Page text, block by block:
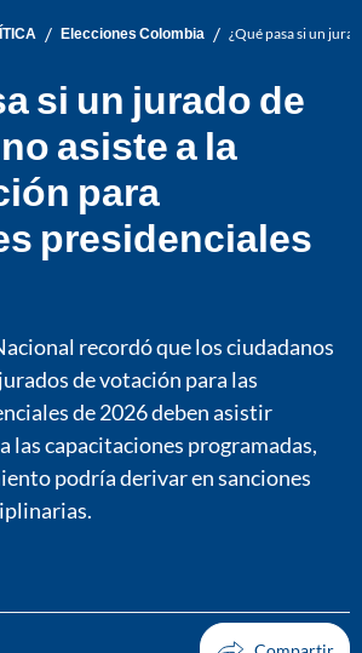
/ Elecciones Colombia / ¿Qué pasa si un
si un jurado de
asiste a la
para
presidenciales
recordó que los ciudadanos
de votación para las
de 2026 deben asistir
las capacitaciones programadas,
podría derivar en sanciones